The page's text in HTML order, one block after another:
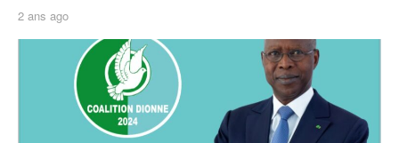
2 ans ago